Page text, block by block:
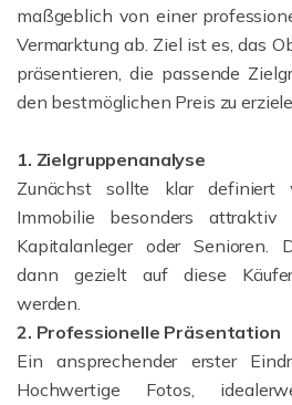
maßgeblich von einer
Vermarktung ab. Ziel ist es, das
präsentieren, die passende
den bestmöglichen Preis zu
1. Zielgruppenanalyse
Zunächst sollte klar
Immobilie besonders
Kapitalanleger oder Senioren.
dann gezielt auf diese
werden.
2. Professionelle Präsentation
Ein ansprechender erster
Hochwertige Fotos,